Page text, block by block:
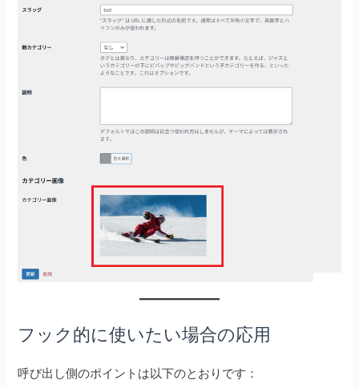
フック的に使いたい場合の応用
呼び出し側のポイントは以下のとおりです：